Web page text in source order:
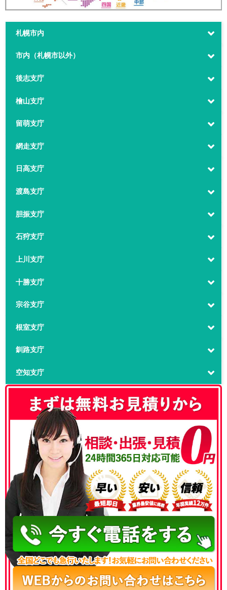
札幌市内
市内（札幌市以外）
後志支庁
檜山支庁
留萌支庁
網走支庁
日高支庁
渡島支庁
胆振支庁
石狩支庁
上川支庁
十勝支庁
宗谷支庁
根室支庁
釧路支庁
空知支庁
050-3186-4780